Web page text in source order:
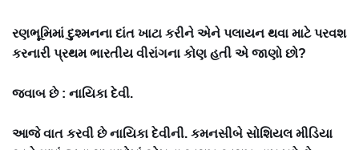
રણભૂમિમાં દુશ્મનના દાંત ખાટા કરીને એને પલાયન થવા માટે પરવશ
કરનારી પ્રથમ ભારતીય વીરાંગના કોણ હતી એ જાણો છો?
જવાબ છે : નાયિકા દેવી.
આજે વાત કરવી છે નાયિકા દેવીની. કમનસીબે સોશિયલ મીડિયા